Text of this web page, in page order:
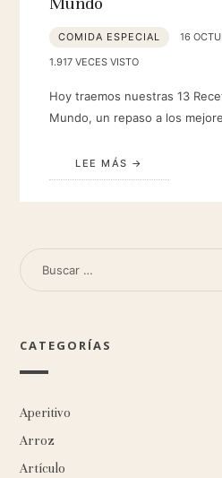
COMIDA ESPECIAL 16
1.917 VECES VISTO
Hoy traemos nuestras 13
Mundo, un repaso a los
LEE MÁS
BUSCAR:
CATEGORÍAS
Aperitivo
Arroz
Artículo